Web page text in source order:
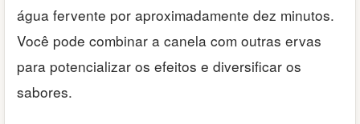
água fervente por aproximadamente dez minutos.
Você pode combinar a canela com outras ervas
para potencializar os efeitos e diversificar os
sabores.